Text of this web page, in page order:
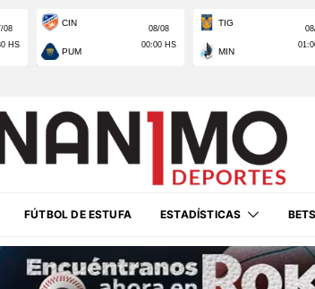
FÚTBOL DE ESTUFA ESTADÍSTICAS BETS